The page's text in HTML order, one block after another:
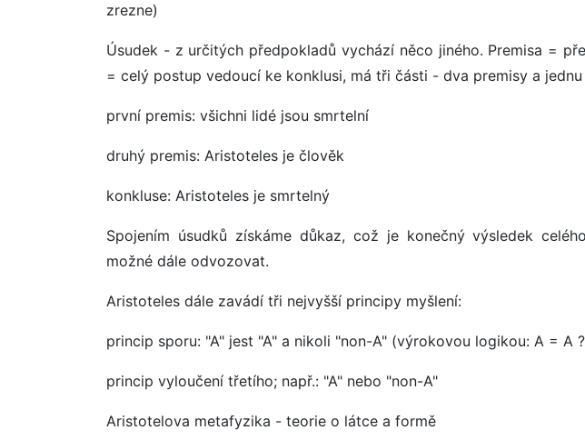
zrezne)
Úsudek - z určitých předpokladů vychází něco jiného. Premisa =
= celý postup vedoucí ke konklusi, má tři části - dva premisy a
první premis: všichni lidé jsou smrtelní
druhý premis: Aristoteles je člověk
konkluse: Aristoteles je smrtelný
Spojením úsudků získáme důkaz, což je konečný výsledek
možné dále odvozovat.
Aristoteles dále zavádí tři nejvyšší principy myšlení:
princip sporu: "A" jest "A" a nikoli "non-A" (výrokovou logikou: A = A
princip vyloučení třetího; např.: "A" nebo "non-A"
Aristotelova metafyzika - teorie o látce a formě